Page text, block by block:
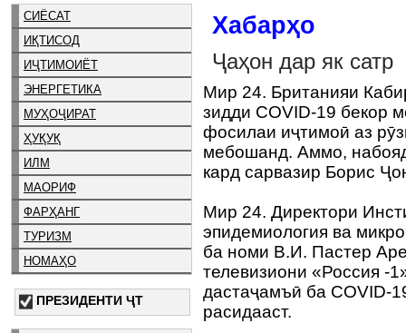
СИЁСАТ
ИҚТИСОД
ИҶТИМОИЁТ
ЭНЕРГЕТИКА
МУҲОҶИРАТ
ҲУҚУҚ
ИЛМ
МАОРИФ
ФАРҲАНГ
ТУРИЗМ
НОМАҲО
ПРЕЗИДЕНТИ ҶТ
Хабарҳо
Ҷаҳон дар як сатр
Мир 24. Британияи
зидди COVID-19 бекор
фосилаи иҷтимоӣ аз
мебошанд. Аммо,
кард сарвазир Борис
Мир 24. Директори
эпидемиология ва
ба номи В.И. Пастер
телевизиони «Россия -
дастаҷамъӣ ба COVID-
расидааст.